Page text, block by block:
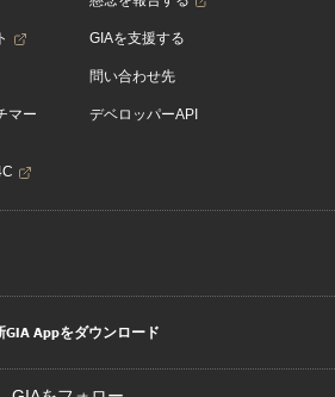
マー
GIAを支援する
問い合わせ先
デベロッパーAPI
GIA Appをダウンロード